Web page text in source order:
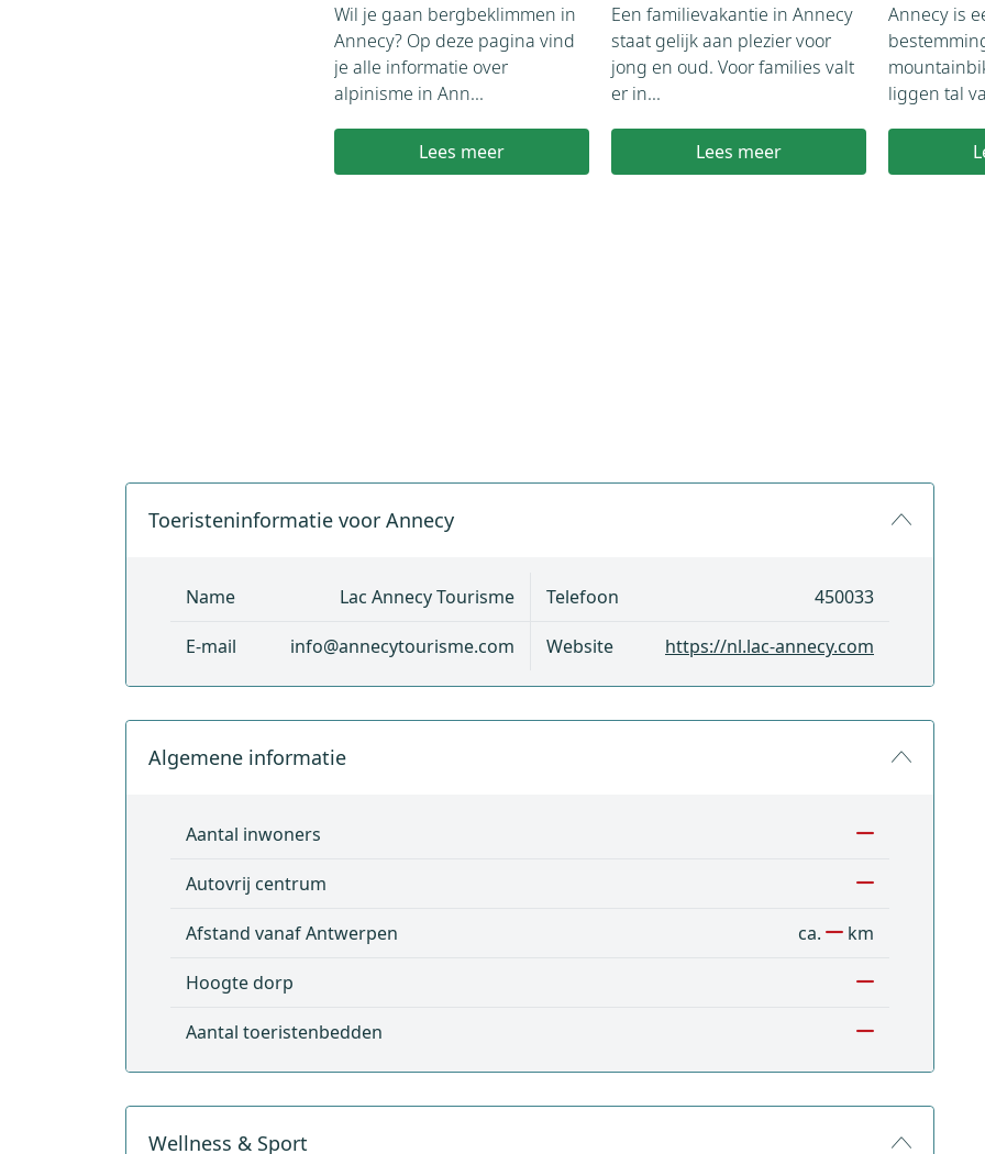
Wil je gaan bergbeklimmen in
Annecy? Op deze pagina vind
je alle informatie over
alpinisme in Ann...
Lees meer
Een familievakantie in Annecy
staat gelijk aan plezier voor
jong en oud. Voor families valt
er in...
Lees meer
Annecy is
liggen tal
Toeristeninformatie voor Annecy
Name Lac Annecy Tourisme
E-mail info@annecytourisme.com
Telefoon 450033
Website https://nl.lac-annecy.com
Algemene informatie
Aantal inwoners
Autovrij centrum
Afstand vanaf Antwerpen ca. km
Hoogte dorp
Aantal toeristenbedden
Wellness & Sport